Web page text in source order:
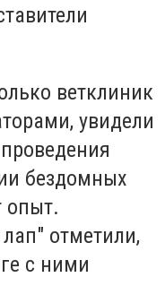
ветклиник
увидели
бездомных
опыт.
отметили,
с ними